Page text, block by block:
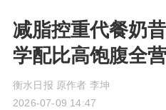
减脂控重代餐奶
学配比高饱腹全
衡水日报 原作者 李坤
2026-07-09 14:47